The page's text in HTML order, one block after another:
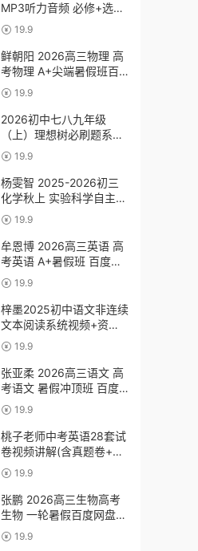
MP3听力音频 必修+选修
6.07GB百度网盘下载
19.9
鲜朝阳 2026高三物理 高
考物理 A+尖端暑假班百
度网盘下载
19.9
2026初中七八九年级
（上）理想树必刷题系列
百度网盘下载
19.9
杨雯智 2025-2026初三
化学秋上 实验科学自主学
习·TY·S（3期）百度网盘
下载
19.9
牟恩博 2026高三英语 高
考英语 A+暑假班 百度网
盘下载
19.9
梓墨2025初中语文非连续
文本阅读系统视频+资料
(第六季)百度网盘下载
19.9
张亚柔 2026高三语文 高
考语文 暑假冲顶班 百度
网盘下载
19.9
桃子老师中考英语28套试
卷视频讲解(含真题卷+模
拟卷)百度网盘下载
19.9
张鹏 2026高三生物高考
生物 一轮暑假百度网盘下
载 19.9